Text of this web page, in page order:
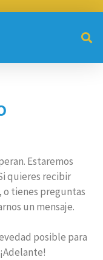
Estaremos
quieres recibir
o tienes preguntas
un mensaje.
posible para